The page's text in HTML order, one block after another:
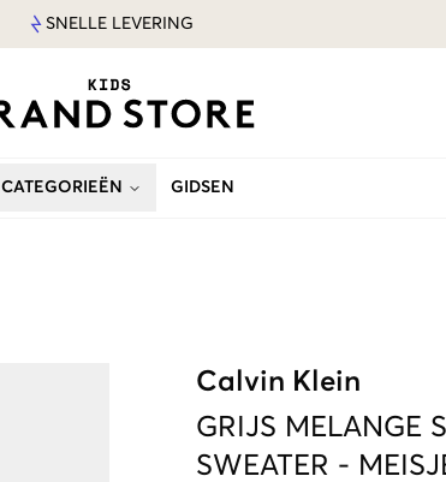
SNELLE LEVERING
CATEGORIEËN GIDSEN
Calvin Klein
GRIJS MELANGE
SWEATER -